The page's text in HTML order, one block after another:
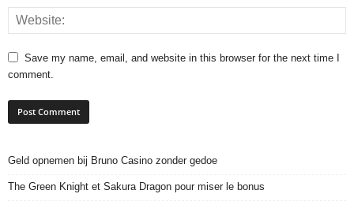
Save my name, email, and website in this browser for the next time I
comment.
Geld opnemen bij Bruno Casino zonder gedoe
The Green Knight et Sakura Dragon pour miser le bonus